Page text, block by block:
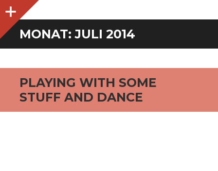
O
p
e
n
i
d
e
b
a
MONAT:JULI 2014
PLAYING WITH SOME
STUFF AND DANCE